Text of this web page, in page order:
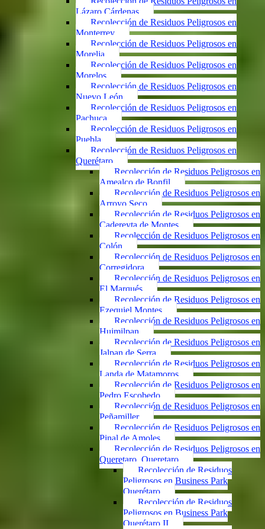
Lázaro Cárdenas
Recolección de Residuos Peligrosos en
Monterrey
Recolección de Residuos Peligrosos en
Morelia
Recolección de Residuos Peligrosos en
Morelos
Recolección de Residuos Peligrosos en
Nuevo León
Recolección de Residuos Peligrosos en
Pachuca
Recolección de Residuos Peligrosos en
Puebla
Recolección de Residuos Peligrosos en
Querétaro
Recolección de Residuos Peligrosos en
Amealco de Bonfil
Recolección de Residuos Peligrosos en
Arroyo Seco
Recolección de Residuos Peligrosos en
Cadereyta de Montes
Recolección de Residuos Peligrosos en
Colón
Recolección de Residuos Peligrosos en
Corregidora
Recolección de Residuos Peligrosos en
El Marqués
Recolección de Residuos Peligrosos en
Ezequiel Montes
Recolección de Residuos Peligrosos en
Huimilpan
Recolección de Residuos Peligrosos en
Jalpan de Serra
Recolección de Residuos Peligrosos en
Landa de Matamoros
Recolección de Residuos Peligrosos en
Pedro Escobedo
Recolección de Residuos Peligrosos en
Peñamiller
Recolección de Residuos Peligrosos en
Pinal de Amoles
Recolección de Residuos Peligrosos en
Queretaro, Queretaro
Recolección de Residuos
Peligrosos en Business Park
Querétaro
Recolección de Residuos
Peligrosos en Business Park
Querétaro II